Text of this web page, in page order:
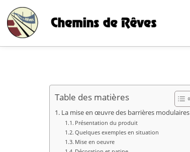
Table des matières
La mise en œuvre des barrières modulaires
Présentation du produit
Quelques exemples en situation
Mise en oeuvre